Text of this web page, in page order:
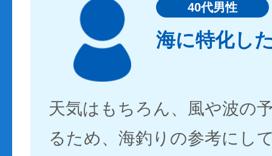
40代男性
海に特化し
天気はもちろん、風や波の
るため、海釣りの参考にし